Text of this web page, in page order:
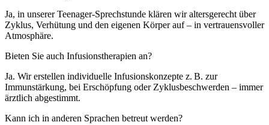
Ja, in unserer Teenager-Sprechstunde klären wir altersgerecht über
Zyklus, Verhütung und den eigenen Körper auf – in vertrauensvoller
Atmosphäre.
Bieten Sie auch Infusionstherapien an?
Ja. Wir erstellen individuelle Infusionskonzepte z. B. zur
Immunstärkung, bei Erschöpfung oder Zyklusbeschwerden – immer
ärztlich abgestimmt.
Kann ich in anderen Sprachen betreut werden?